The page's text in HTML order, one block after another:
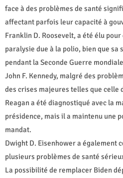
face à des problèmes de santé
affectant parfois leur capacité à
Franklin D. Roosevelt, a été élu
paralysie due à la polio, bien que sa
pendant la Seconde Guerre
John F. Kennedy, malgré des
des crises majeures telles que celle
Reagan a été diagnostiqué avec la
présidence, mais il a maintenu une
mandat.
Dwight D. Eisenhower a également
plusieurs problèmes de santé
La possibilité de remplacer Biden